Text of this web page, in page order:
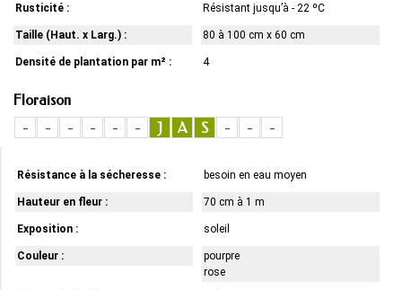
Rusticité : Résistant jusqu’à - 22 ºC
Taille (Haut. x Larg.) : 80 à 100 cm x 60 cm
Densité de plantation par m² : 4
Floraison
-
- - - - - J A S - - -
Résistance à la sécheresse : besoin en eau moyen
Hauteur en fleur : 70 cm à 1 m
Exposition : soleil
Couleur :
pourpre
rose